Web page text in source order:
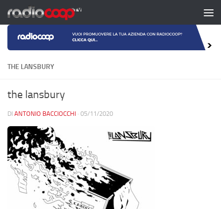
Salta al contenuto
THE LANSBURY
the lansbury
DI ANTONIO BACCIOCCHI · 05/11/2020